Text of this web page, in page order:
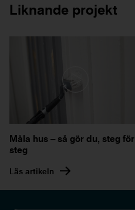
Liknande projekt
Måla hus – så gör du, steg för
steg
Läs artikeln